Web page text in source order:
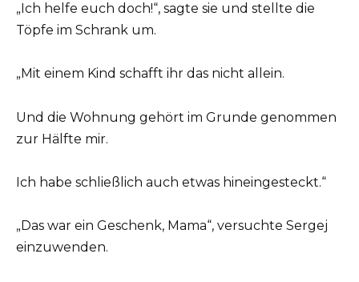
„Ich helfe euch doch!“, sagte sie und stellte die
Töpfe im Schrank um.
„Mit einem Kind schafft ihr das nicht allein.
Und die Wohnung gehört im Grunde genommen
zur Hälfte mir.
Ich habe schließlich auch etwas hineingesteckt.“
„Das war ein Geschenk, Mama“, versuchte Sergej
einzuwenden.